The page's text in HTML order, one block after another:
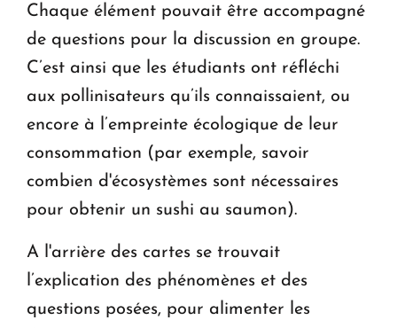
Chaque élément pouvait être accompagné
de questions pour la discussion en groupe.
C’est ainsi que les étudiants ont réfléchi
aux pollinisateurs qu’ils connaissaient, ou
encore à l’empreinte écologique de leur
consommation (par exemple, savoir
combien d'écosystèmes sont nécessaires
pour obtenir un sushi au saumon).
A l'arrière des cartes se trouvait
l’explication des phénomènes et des
questions posées, pour alimenter les